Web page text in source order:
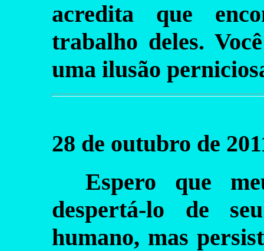
acredita que
trabalho deles.
uma ilusão
28 de outubro de
Espero que
despertá-lo de
humano, mas